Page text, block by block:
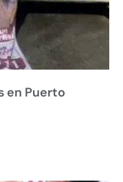
en Puerto